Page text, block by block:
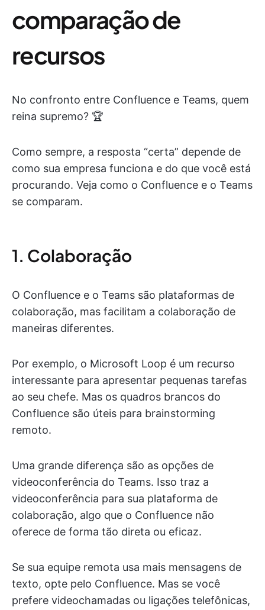
comparação de
recursos
No confronto entre Confluence e Teams, quem
reina supremo? 🏆
Como sempre, a resposta “certa” depende de
como sua empresa funciona e do que você está
procurando. Veja como o Confluence e o Teams
se comparam.
1. Colaboração
O Confluence e o Teams são plataformas de
colaboração, mas facilitam a colaboração de
maneiras diferentes.
Por exemplo, o Microsoft Loop é um recurso
interessante para apresentar pequenas tarefas
ao seu chefe. Mas os quadros brancos do
Confluence são úteis para brainstorming
remoto.
Uma grande diferença são as opções de
videoconferência do Teams. Isso traz a
videoconferência para sua plataforma de
colaboração, algo que o Confluence não
oferece de forma tão direta ou eficaz.
Se sua equipe remota usa mais mensagens de
texto, opte pelo Confluence. Mas se você
prefere videochamadas ou ligações telefônicas,